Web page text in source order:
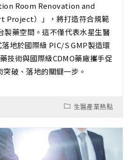
Room Renovation and
Project）」，將打造符合規範
藥空間。這不僅代表水星生醫
地於國際級 PIC/S GMP製造環
技術與國際級CDMO藥廠攜手促
破、落地的關鍵一步。
生醫產業熱點